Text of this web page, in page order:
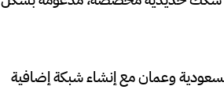
وعمان مع إنشاء شبكة إضافية